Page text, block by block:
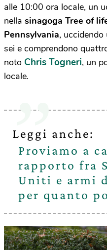
alle 10:00 ora locale, un
nella sinagoga Tree of
Pennsylvania,
sei e comprendono
noto Chris Togneri, un
locale.
Leggi anche:
Proviamo a
rapporto fra
Uniti e armi
per quanto